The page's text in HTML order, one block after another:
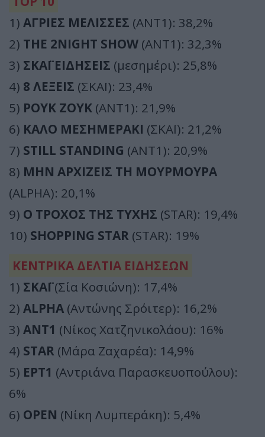
1) ΑΓΡΙΕΣ ΜΕΛΙΣΣΕΣ (ΑΝΤ1): 38,2%
2) THE 2NIGHT SHOW (ΑΝΤ1): 32,3%
3) ΣΚΑΪ ΕΙΔΗΣΕΙΣ (μεσημέρι): 25,8%
4) 8 ΛΕΞΕΙΣ (ΣΚΑΪ): 23,4%
5) ΡΟΥΚ ΖΟΥΚ (ΑΝΤ1): 21,9%
6) ΚΑΛΟ ΜΕΣΗΜΕΡΑΚΙ (ΣΚΑΪ): 21,2%
7) STILL STANDING (ΑΝΤ1): 20,9%
8) ΜΗΝ ΑΡΧΙΖΕΙΣ ΤΗ ΜΟΥΡΜΟΥΡΑ
(ALPHA): 20,1%
9) Ο ΤΡΟΧΟΣ ΤΗΣ ΤΥΧΗΣ (STAR): 19,4%
10) SHOPPING STAR (STAR): 19%
ΚΕΝΤΡΙΚΑ ΔΕΛΤΙΑ ΕΙΔΗΣΕΩΝ
1) ΣΚΑΪ(Σία Κοσιώνη): 17,4%
2) ALPHA (Αντώνης Σρόιτερ): 16,2%
3) ΑΝΤ1 (Νίκος Χατζηνικολάου): 16%
4) STAR (Μάρα Ζαχαρέα): 14,9%
5) ΕΡΤ1 (Αντριάνα Παρασκευοπούλου):
6%
6) OPEN (Νίκη Λυμπεράκη): 5,4%